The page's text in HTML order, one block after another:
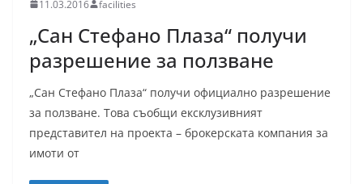
11.03.2016 facilities
„Сан Стефано Плаза“ получи
разрешение за ползване
„Сан Стефано Плаза“ получи официално разрешение
за ползване. Това съобщи ексклузивният
представител на проекта – брокерската компания за
имоти от